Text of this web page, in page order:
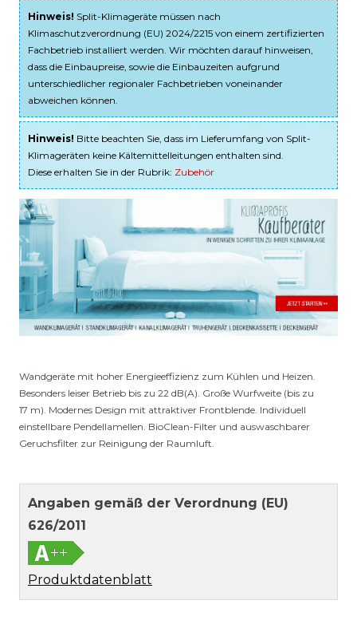
Hinweis! Split-Klimageräte müssen nach
Klimaschutzverordnung (EU) 2024/2215 von einem zertifizierten
Fachbetrieb installiert werden. Wir möchten darauf hinweisen,
dass die Einbaupreise, sowie die Einbauzeiten aufgrund
unterschiedlicher regionaler Fachbetrieben voneinander
abweichen können.
Hinweis! Bitte beachten Sie, dass im Lieferumfang von Split-
Klimageräten keine Kältemittelleitungen enthalten sind.
Diese erhalten Sie in der Rubrik: Zubehör
Wandgeräte mit hoher Energieeffizienz zum Kühlen und Heizen.
Besonders leiser Betrieb bis zu 22 dB(A). Große Wurfweite (bis zu
17 m). Modernes Design mit attraktiver Frontblende. Individuell
einstellbare Pendellamellen. BioClean-Filter und auswaschbarer
Geruchsfilter zur Reinigung der Raumluft.
Angaben gemäß der Verordnung (EU)
626/2011
Produktdatenblatt